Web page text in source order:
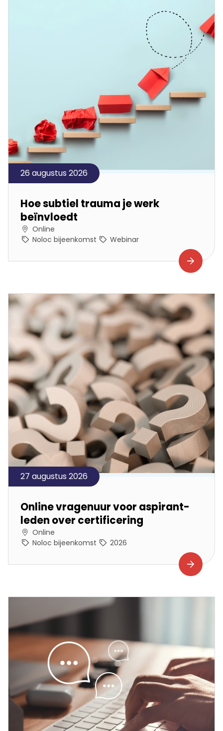
Hoe subtiel trauma je werk
beïnvloedt
26 augustus 2026
Online
Noloc bijeenkomst
Webinar
Online vragenuur voor aspirant-
leden over certificering
27 augustus 2026
Online
Noloc bijeenkomst
2026